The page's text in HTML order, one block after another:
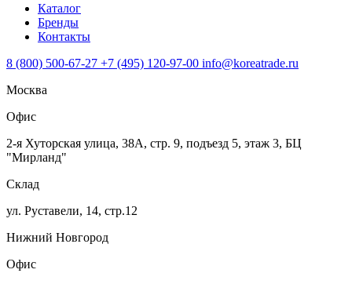
Каталог
Бренды
Контакты
8 (800) 500-67-27 +7 (495) 120-97-00 info@koreatrade.ru
Москва
Офис
2-я Хуторская улица, 38А, стр. 9, подъезд 5, этаж 3, БЦ
"Мирланд"
Склад
ул. Руставели, 14, стр.12
Нижний Новгород
Офис